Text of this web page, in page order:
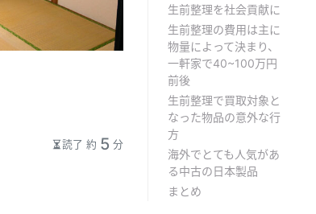
生前整理を社会貢献に
生前整理の費用は主に
物量によって決まり、
一軒家で40~100万円
前後
生前整理で買取対象と
なった物品の意外な行
方
海外でとても人気があ
る中古の日本製品
まとめ
読了 約 5 分